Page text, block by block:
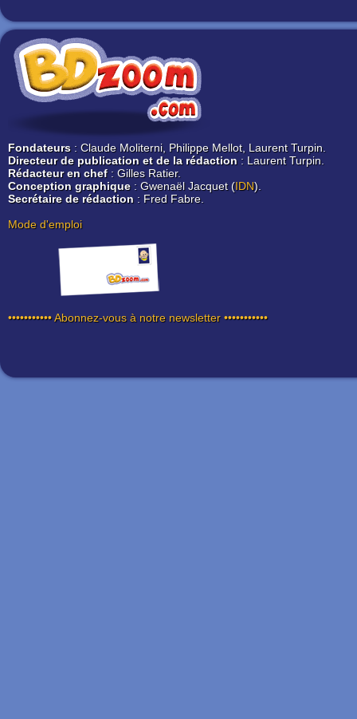
Fondateurs : Claude Moliterni, Philippe Mellot, Laurent Turpin.
Directeur de publication et de la rédaction : Laurent Turpin.
Rédacteur en chef: Gilles Ratier.
Conception graphique: Gwenaël Jacquet (IDN).
Secrétaire de rédaction : Fred Fabre.
Mode d'emploi
••••••••••• Abonnez-vous à notre newsletter •••••••••••